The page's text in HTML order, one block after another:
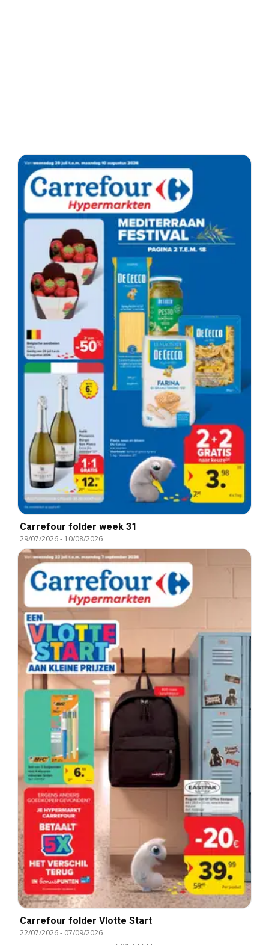
Carrefour folder week 31
29/07/2026- 10/08/2026
Carrefour folder Vlotte Start
22/07/2026- 07/09/2026